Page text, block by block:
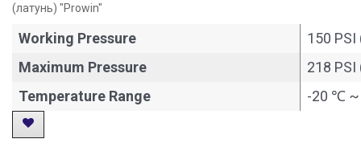
(латунь) "Prowin"
Working Pressure
150 PSI
Maximum Pressure
218 PSI
Temperature Range
-20 ℃